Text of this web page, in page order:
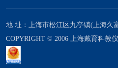
地 址：上海市松江区九亭镇(上海
COPYRIGHT © 2006 上海戴育科